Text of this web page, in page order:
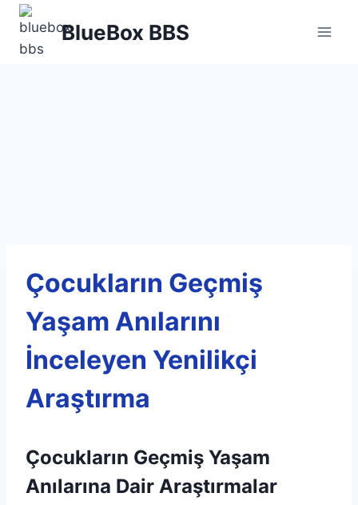
Skip
content
BlueBox BBS
Çocukların Geçmiş
Yaşam Anılarını
İnceleyen Yenilikçi
Araştırma
Çocukların Geçmiş Yaşam
Anılarına Dair Araştırmalar